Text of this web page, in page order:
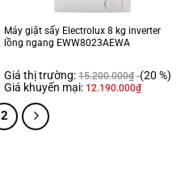
Máy giặt sấy Electrolux 8 kg inverter
lồng ngang EWW8023AEWA
Giá thị trường: 15.200.000₫ (20 %)
Giá khuyến mại: 12.190.000₫
2